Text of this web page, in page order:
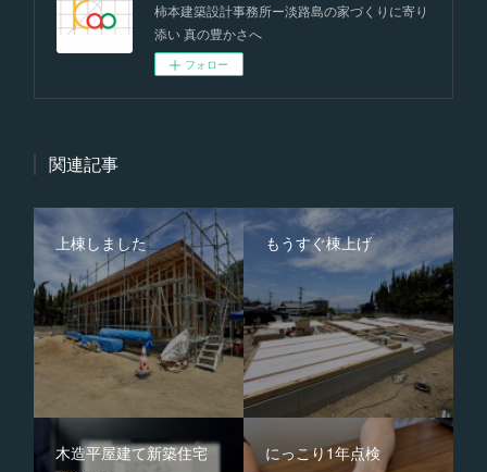
柿本建築設計事務所ー淡路島の家づくりに寄り
添い 真の豊かさへ
フォロー
関連記事
上棟しました もうすぐ棟上げ
木造平屋建て新築住宅
にっこり1年点検